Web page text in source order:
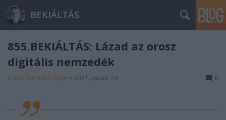
BEKIÁLTÁS
855.BEKIÁLTÁS: Lázad az orosz
digitális nemzedék
Kabai Domokos Lajos • 2021. január 24. 0